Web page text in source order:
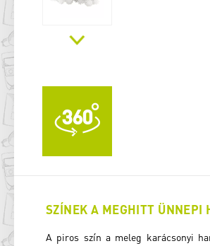
SZÍNEK A MEGHITT ÜNNEPI
A piros szín a meleg karácsonyi